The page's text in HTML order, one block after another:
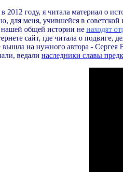
2012 году, я читала материал о
для меня, учившейся в
нашей общей истории не находят
сайт, где читала о подвиге,
на нужного автора -
ведали наследники славы